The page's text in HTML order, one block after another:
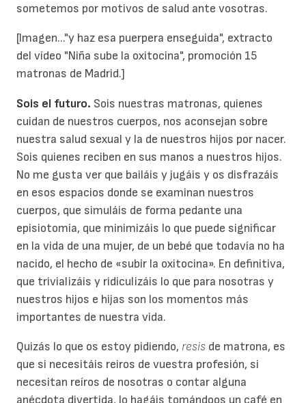
sometemos por motivos de salud ante vosotras.
[Imagen..."y haz esa puerpera enseguida", extracto
del vídeo "Niña sube la oxitocina", promoción 15
matronas de Madrid.]
Sois el futuro. Sois nuestras matronas, quienes
cuidan de nuestros cuerpos, nos aconsejan sobre
nuestra salud sexual y la de nuestros hijos por nacer.
Sois quienes reciben en sus manos a nuestros hijos.
No me gusta ver que bailáis y jugáis y os disfrazáis
en esos espacios donde se examinan nuestros
cuerpos, que simuláis de forma pedante una
episiotomía, que minimizáis lo que puede significar
en la vida de una mujer, de un bebé que todavía no ha
nacido, el hecho de «subir la oxitocina». En definitiva,
que trivializáis y ridiculizáis lo que para nosotras y
nuestros hijos e hijas son los momentos más
importantes de nuestra vida.
Quizás lo que os estoy pidiendo, resis de matrona, es
que si necesitáis reiros de vuestra profesión, si
necesitan reíros de nosotras o contar alguna